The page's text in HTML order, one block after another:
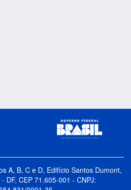
A, B, C e D, Edifício Santos Dumont,
DF, CEP 71.605-001 - CNPJ: